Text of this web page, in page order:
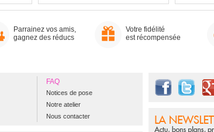
Parrainez vos amis,
gagnez des réducs
Votre fidélité
est récompensée
FAQ
Notices de pose
Notre atelier
Nous contacter